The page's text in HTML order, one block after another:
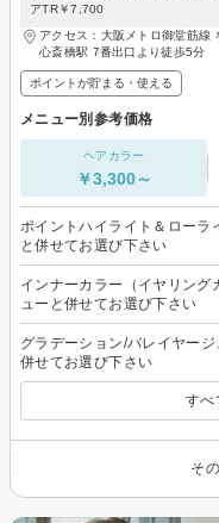
アTR￥7,700
アクセス：大阪メトロ御堂筋線
心斎橋駅 7番出口より徒歩5分
ポイントが貯まる・使える
メニュー別参考価格
ヘアカラー
￥3,300～
ポイントハイライト＆ロー
と併せてお選び下さい
インナーカラー（イヤリン
ューと併せてお選び下さい
グラデーション/バレイヤー
併せてお選び下さい
すべ
そ